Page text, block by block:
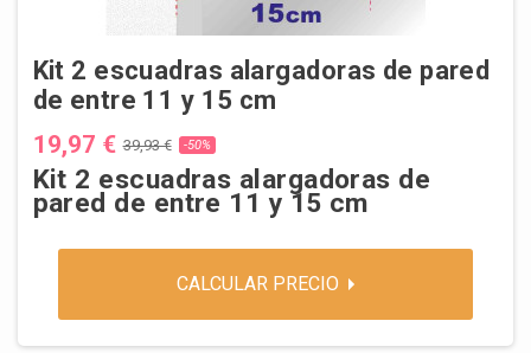
Kit 2 escuadras alargadoras de pared
de entre 11 y 15 cm
19,97 € 39,93 € -50%
Kit 2 escuadras alargadoras de
pared de entre 11 y 15 cm
CALCULAR PRECIO